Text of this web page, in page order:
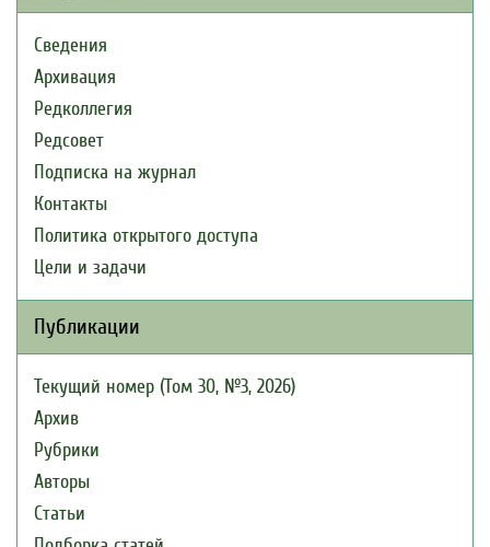
Сведения
Архивация
Редколлегия
Редсовет
Подписка на журнал
Контакты
Политика открытого доступа
Цели и задачи
Публикации
Текущий номер (Том 30, №3, 2026)
Архив
Рубрики
Авторы
Статьи